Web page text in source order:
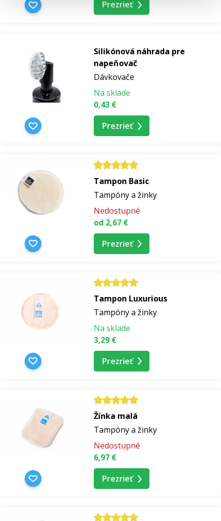
Prezrieť
Silikónová náhrada pre
napeňovač
Dávkovače
Na sklade
0,43 €
Prezrieť
Tampon Basic
Tampóny a žinky
Nedostupné
od 2,67 €
Prezrieť
Tampon Luxurious
Tampóny a žinky
Na sklade
3,29 €
Prezrieť
Žínka malá
Tampóny a žinky
Nedostupné
6,97 €
Prezrieť